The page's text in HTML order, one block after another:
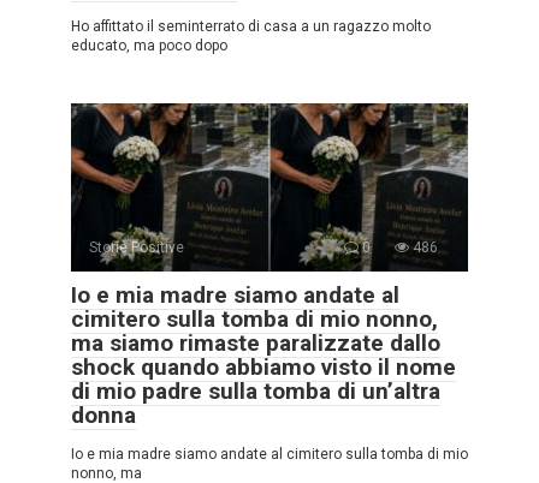
Ho affittato il seminterrato di casa a un ragazzo molto
educato, ma poco dopo
Storie Positive 0 486
Io e mia madre siamo andate al
cimitero sulla tomba di mio nonno,
ma siamo rimaste paralizzate dallo
shock quando abbiamo visto il nome
di mio padre sulla tomba di un’altra
donna
Io e mia madre siamo andate al cimitero sulla tomba di mio
nonno, ma